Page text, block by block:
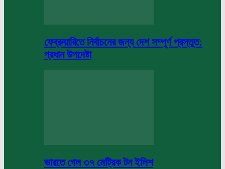
ফেব্রুয়ারিতে নির্বাচনের জন্য দেশ সম্পূর্ণ প্রস্তুত:
প্রধান উপদেষ্টা
ভারতে গেল ৩৭ মেট্রিক টন ইলিশ